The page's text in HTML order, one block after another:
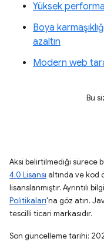
Yüksek
Boya
azaltın
Modern web
Bu
Aksi belirtilmediği sürece
4.0 Lisansı altında ve kod
lisanslanmıştır. Ayrıntılı
Politikaları'na göz atın.
tescilli ticari markasıdır.
Son güncelleme tarihi: